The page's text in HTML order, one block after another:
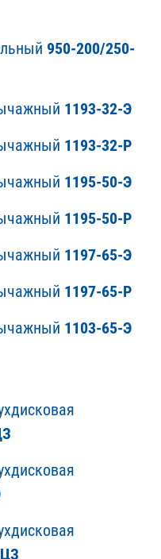
950-200/250-
1193-32-Э
1193-32-Р
1195-50-Э
1195-50-Р
1197-65-Э
1197-65-Р
1103-65-Э